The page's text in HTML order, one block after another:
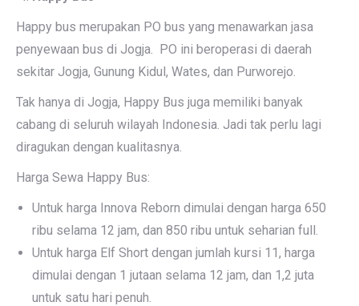
Happy bus merupakan PO bus yang menawarkan jasa
penyewaan bus di Jogja. PO ini beroperasi di daerah
sekitar Jogja, Gunung Kidul, Wates, dan Purworejo.
Tak hanya di Jogja, Happy Bus juga memiliki banyak
cabang di seluruh wilayah Indonesia. Jadi tak perlu lagi
diragukan dengan kualitasnya.
Harga Sewa Happy Bus:
Untuk harga Innova Reborn dimulai dengan harga 650
ribu selama 12 jam, dan 850 ribu untuk seharian full.
Untuk harga Elf Short dengan jumlah kursi 11, harga
dimulai dengan 1 jutaan selama 12 jam, dan 1,2 juta
untuk satu hari penuh.